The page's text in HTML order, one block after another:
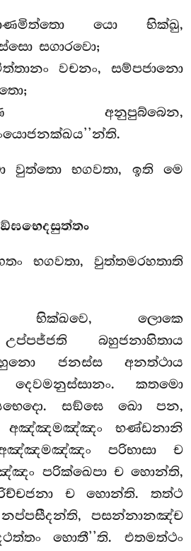
යො භික්ඛු,
සගාරවො;
වචනං, සම්පජානො
අනුපුබ්බෙන,
වුත්තො භගවතා, ඉති මෙ
භගවතා, වුත්තමරහතාති
භික්ඛවෙ, ලොකෙ
උප්පජ්ජති බහුජනාහිතාය
ජනස්ස අනත්ථාය
දෙවමනුස්සානං. කතමො
සඞ්ඝෙ ඛො පන,
අඤ්ඤමඤ්ඤං භණ්ඩනානි
පරිභාසා ච
පරික්ඛෙපා ච හොන්ති,
ච හොන්ති. තත්ථ
පසන්නානඤ්ච
හොතී’’ති. එතමත්ථං